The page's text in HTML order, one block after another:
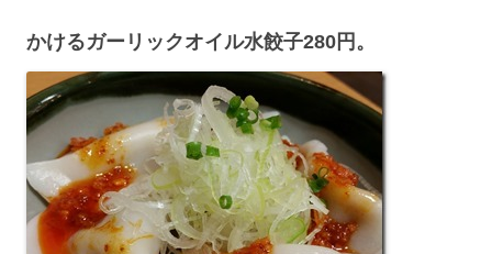
かけるガーリックオイル水餃子280円。